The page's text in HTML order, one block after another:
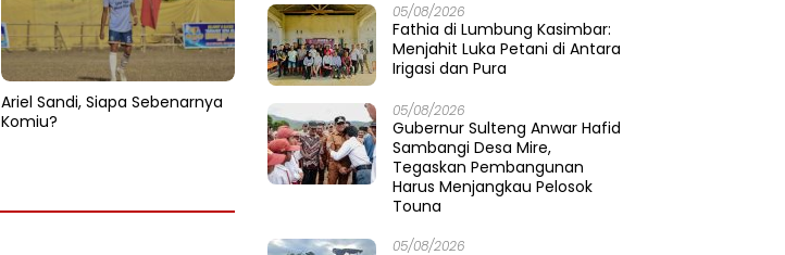
Ariel Sandi, Siapa Sebenarnya
Komiu?
05/08/2026
Fathia di Lumbung Kasimbar:
Menjahit Luka Petani di Antara
Irigasi dan Pura
05/08/2026
Gubernur Sulteng Anwar Hafid
Sambangi Desa Mire,
Tegaskan Pembangunan
Harus Menjangkau Pelosok
Touna
05/08/2026